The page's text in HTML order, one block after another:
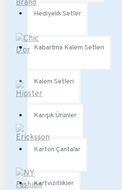
Hediyelik Setler
Kabartma Kalem Setleri
Kalem Setleri
Karışık Ürünler
Karton Çantalar
Kartvizitlikler